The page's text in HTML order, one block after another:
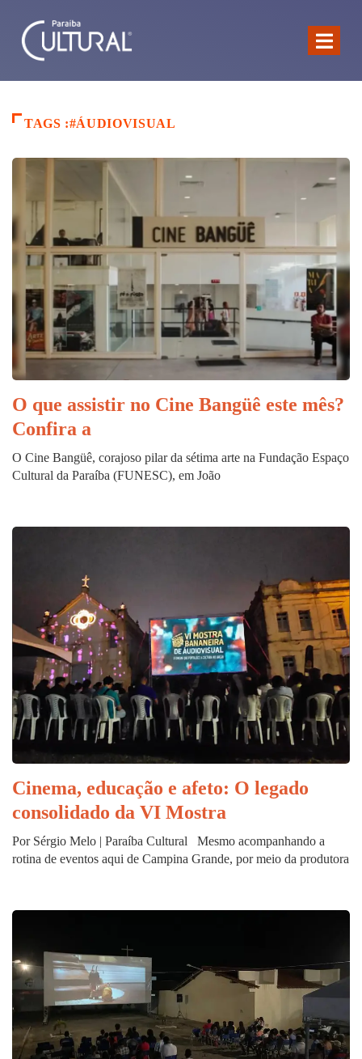
TAGS :#ÁUDIOVISUAL
O que assistir no Cine Bangüê este mês?
Confira a
O Cine Bangüê, corajoso pilar da sétima arte na Fundação Espaço
Cultural da Paraíba (FUNESC), em João
Cinema, educação e afeto: O legado
consolidado da VI Mostra
Por Sérgio Melo | Paraíba Cultural Mesmo acompanhando a
rotina de eventos aqui de Campina Grande, por meio da produtora